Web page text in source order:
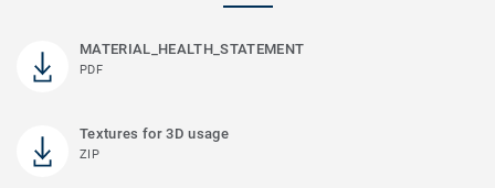
MATERIAL_HEALTH_STATEMENT
PDF
Textures for 3D usage
ZIP